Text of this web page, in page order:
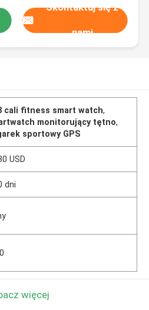
w metrze, funkcja
na siłownię
Skontaktuj się z
nami
cali fitness smart watch,
monitorujący tętno,
sportowy GPS
USD
dni
więcej